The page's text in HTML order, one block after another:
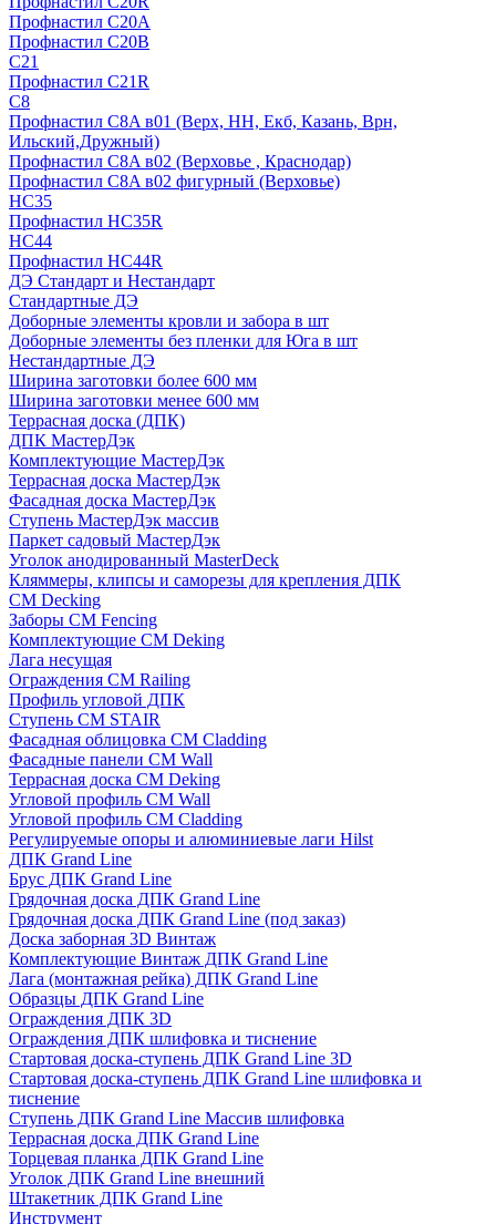
Профнастил С20А
Профнастил С20В
C21
Профнастил С21R
C8
Профнастил С8A в01 (Верх, НН, Екб, Казань, Врн,
Ильский,Дружный)
Профнастил С8A в02 (Верховье , Краснодар)
Профнастил С8A в02 фигурный (Верховье)
HС35
Профнастил HC35R
НС44
Профнастил НС44R
ДЭ Стандарт и Нестандарт
Стандартные ДЭ
Доборные элементы кровли и забора в шт
Доборные элементы без пленки для Юга в шт
Нестандартные ДЭ
Ширина заготовки более 600 мм
Ширина заготовки менее 600 мм
Террасная доска (ДПК)
ДПК МастерДэк
Комплектующие МастерДэк
Террасная доска МастерДэк
Фасадная доска МастерДэк
Ступень МастерДэк массив
Паркет садовый МастерДэк
Уголок анодированный MasterDeck
Кляммеры, клипсы и саморезы для крепления ДПК
CM Decking
Заборы CM Fencing
Комплектующие CM Deking
Лага несущая
Ограждения CM Railing
Профиль угловой ДПК
Ступень CM STAIR
Фасадная облицовка CM Cladding
Фасадные панели CM Wall
Террасная доска CM Deking
Угловой профиль CM Wall
Угловой профиль CM Cladding
Регулируемые опоры и алюминиевые лаги Hilst
ДПК Grand Line
Брус ДПК Grand Line
Грядочная доска ДПК Grand Line
Грядочная доска ДПК Grand Line (под заказ)
Доска заборная 3D Винтаж
Комплектующие Винтаж ДПК Grand Line
Лага (монтажная рейка) ДПК Grand Line
Образцы ДПК Grand Line
Ограждения ДПК 3D
Ограждения ДПК шлифовка и тиснение
Стартовая доска-ступень ДПК Grand Line 3D
Стартовая доска-ступень ДПК Grand Line шлифовка и
тиснение
Ступень ДПК Grand Line Массив шлифовка
Террасная доска ДПК Grand Line
Торцевая планка ДПК Grand Line
Уголок ДПК Grand Line внешний
Штакетник ДПК Grand Line
Инструмент